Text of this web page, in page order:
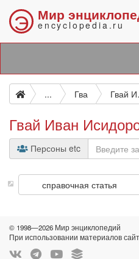
Э Мир
encyclopedia.ru
... Гва
Гвай Иван
Персоны etc
справочная статья
© 1998—2026 Мир энциклопедий
При использовании материалов